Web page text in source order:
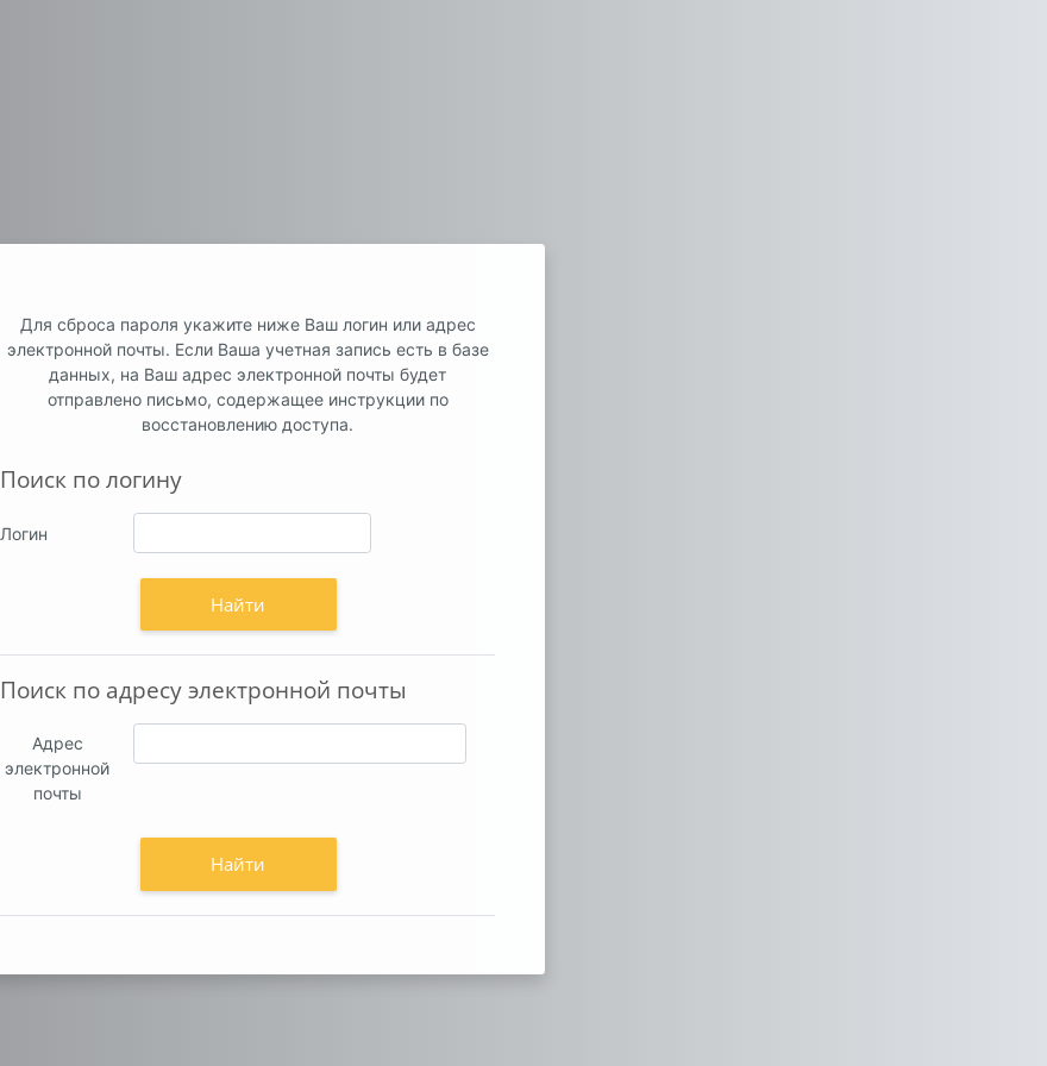
Для сброса пароля укажите ниже Ваш логин или адрес
электронной почты. Если Ваша учетная запись есть в базе
данных, на Ваш адрес электронной почты будет
отправлено письмо, содержащее инструкции по
восстановлению доступа.
Поиск по логину
Поиск по логину
Логин
Поиск по адресу электронной почты
Поиск по адресу электронной почты
Адрес
электронной
почты